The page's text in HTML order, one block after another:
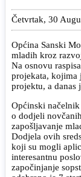
Četvrtak, 30
Općina Sanski
mladih kroz
Na osnovu
projekata, kojima
projektu, a danas
Općinski načelnik
o dodjeli
zapošljavanje
Dodjela ovih
koji su mogli
interesantnu
započinjanje